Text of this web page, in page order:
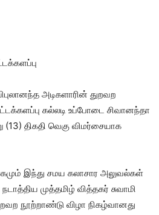
அடிகளாரின் துறவற
கல்லடி உப்போடை சிவானந்தா
திகதி வெகு விமர்சையாக
இந்து சமய கலாசார அலுவல்கள்
முத்தமிழ் வித்தகர் சுவாமி
நூற்றாண்டு விழா நிகழ்வானது